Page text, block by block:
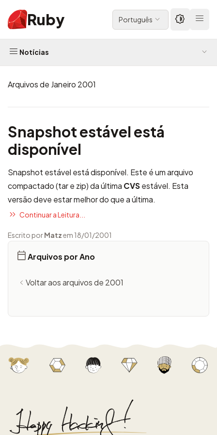
Ruby Português
Notícias
Arquivos de Janeiro 2001
Snapshot estável está
disponível
Snapshot estável está disponível. Este é um arquivo
compactado (tar e zip) da última CVSestável. Esta
versão deve estar melhor do que a última.
Continuar a Leitura...
Escrito porMatzem 18/01/2001
Arquivos por Ano
Voltar aos arquivos de 2001